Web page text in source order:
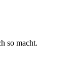
so macht.